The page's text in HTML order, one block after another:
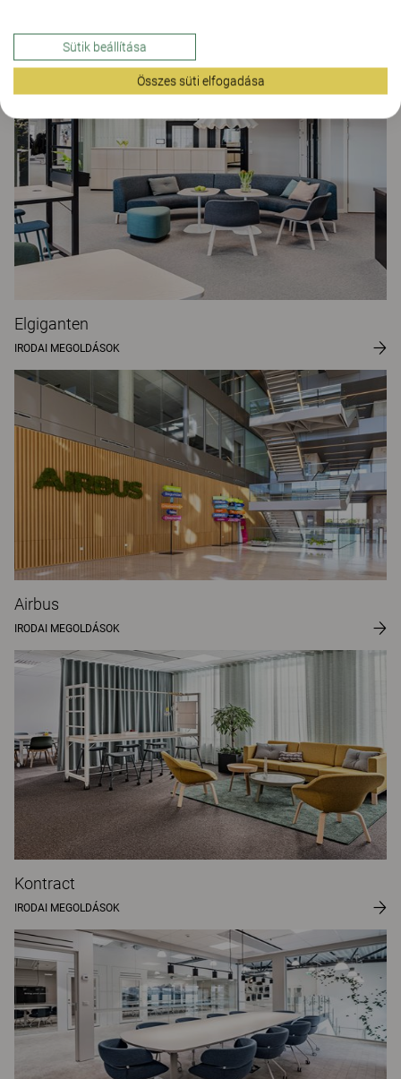
IRODAI MEGOLDÁSOK
Elgiganten
IRODAI MEGOLDÁSOK
Airbus
IRODAI MEGOLDÁSOK
Kontract
IRODAI MEGOLDÁSOK
Sütik beállítása
Összes süti elfogadása